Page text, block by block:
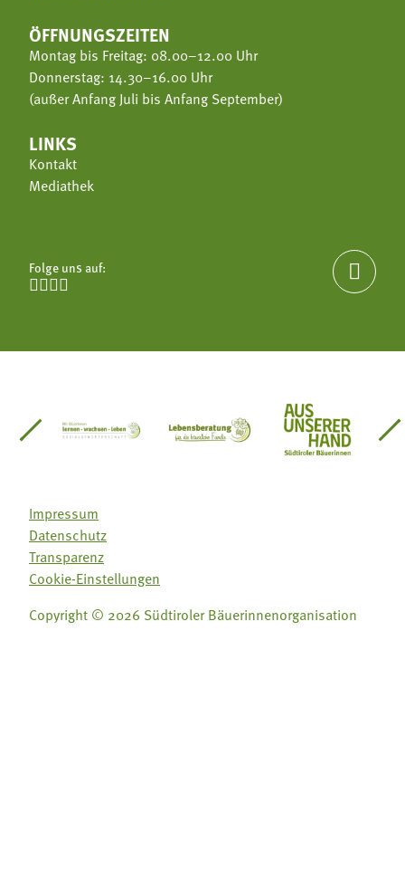
ÖFFNUNGSZEITEN
Montag bis Freitag: 08.00–12.00 Uhr
Donnerstag: 14.30–16.00 Uhr
(außer Anfang Juli bis Anfang September)
LINKS
Kontakt
Mediathek
Folge uns auf:


Südtirol
Gärtnervereinigung
Sozialgenossenschaft Mit Bäuerinnen lernen -
Lebensberatung für dieAus unserer
Impressum
Datenschutz
Transparenz
Cookie-Einstellungen
Copyright © 2026 Südtiroler Bäuerinnenorganisation